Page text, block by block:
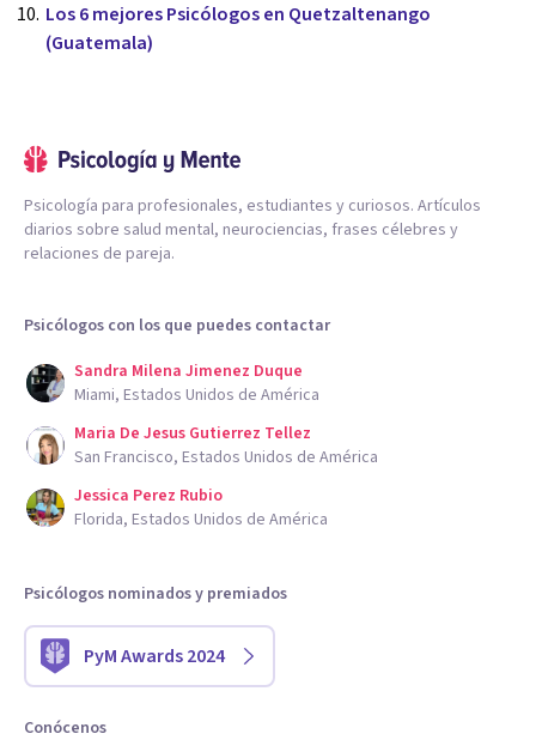
Los 6 mejores Psicólogos en Quetzaltenango
(Guatemala)
Psicología para profesionales, estudiantes y curiosos. Artículos
diarios sobre salud mental, neurociencias, frases célebres y
relaciones de pareja.
Psicólogos con los que puedes contactar
Sandra Milena Jimenez Duque
Miami, Estados Unidos de América
Maria De Jesus Gutierrez Tellez
San Francisco, Estados Unidos de América
Jessica Perez Rubio
Florida, Estados Unidos de América
Psicólogos nominados y premiados
PyM Awards 2024
Conócenos